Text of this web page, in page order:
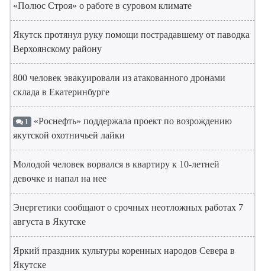
«Полюс Строя» о работе в суровом климате
Якутск протянул руку помощи пострадавшему от паводка
Верхоянскому району
800 человек эвакуировали из атакованного дронами
склада в Екатеринбурге
1 «Роснефть» поддержала проект по возрождению
якутской охотничьей лайки
Молодой человек ворвался в квартиру к 10-летней
девочке и напал на нее
Энергетики сообщают о срочных неотложных работах 7
августа в Якутске
Яркий праздник культуры коренных народов Севера в
Якутске